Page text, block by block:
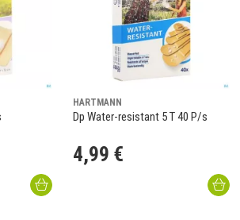
HARTMANN
Dp Water-resistant 5 T 40 P/s
4,99 €